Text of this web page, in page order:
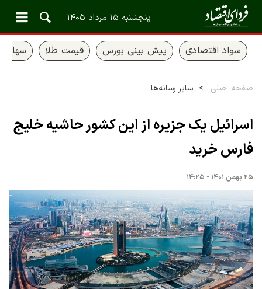
پنجشنبه ۱۵ مرداد ۱۴۰۵
سواد اقتصادی پیش بینی بورس قیمت طلا سهام
صفحه اصلی سایر رسانه‌ها
اسرائیل یک جزیره از این کشور حاشیه خلیج
فارس خرید
۲۵ بهمن ۱۴۰۱ - ۱۴:۲۵